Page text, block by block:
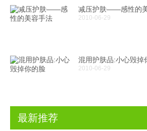
减压护肤——感性的
2010-06-29
混用护肤品:小心毁掉
2010-06-29
最新推荐